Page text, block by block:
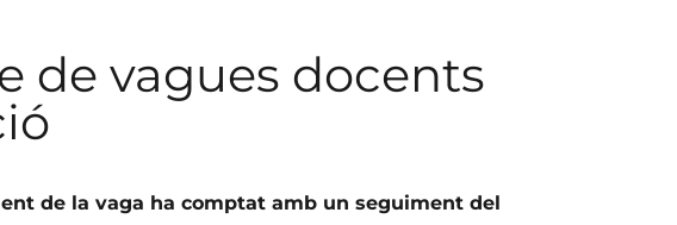
de vagues docents
de la vaga ha comptat amb un seguiment del